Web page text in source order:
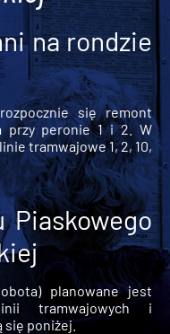
na rondzie
się remont
przy peronie 1 i 2. W
tramwajowe 1, 2, 10,
Piaskowego
planowane jest
tramwajowych i
się poniżej.